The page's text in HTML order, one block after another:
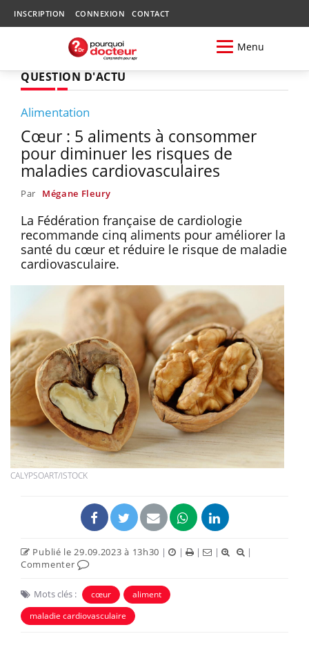
INSCRIPTION CONNEXION CONTACT
Menu
QUESTION D'ACTU
Alimentation
Cœur : 5 aliments à consommer
pour diminuer les risques de
maladies cardiovasculaires
Par Mégane Fleury
La Fédération française de cardiologie
recommande cinq aliments pour améliorer la
santé du cœur et réduire le risque de maladie
cardiovasculaire.
CALYPSOART/ISTOCK
Publié le 29.09.2023 à 13h30 | | | |
|
Commenter
Mots clés : cœur
aliment
maladie cardiovasculaire